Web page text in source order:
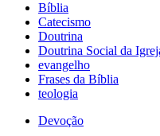
Bíblia
Catecismo
Doutrina
Doutrina Social da
evangelho
Frases da Bíblia
teologia
Devoção